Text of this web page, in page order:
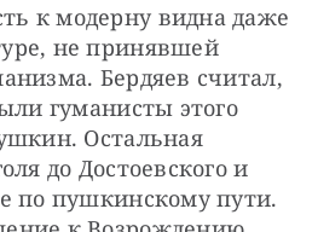
к модерну видна даже
не принявшей
Бердяев считал,
гуманисты этого
Остальная
до Достоевского и
по пушкинскому пути.